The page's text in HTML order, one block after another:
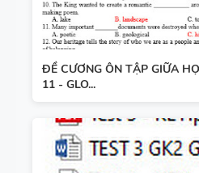
ĐỀ CƯƠNG ÔN TẬP GIỮA
11 - GLO...